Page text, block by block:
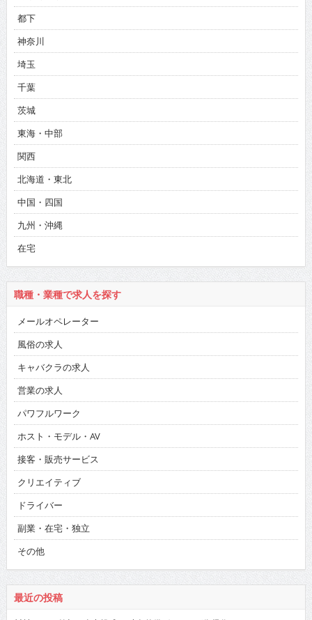
都下
神奈川
埼玉
千葉
茨城
東海・中部
関西
北海道・東北
中国・四国
九州・沖縄
在宅
職種・業種で求人を探す
メールオペレーター
風俗の求人
キャバクラの求人
営業の求人
パワフルワーク
ホスト・モデル・AV
接客・販売サービス
クリエイティブ
ドライバー
副業・在宅・独立
その他
最近の投稿